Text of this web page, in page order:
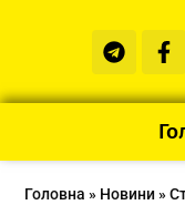
Головна » Новини»